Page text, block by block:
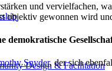
Design & Facilitation
und vervielfachen,
objektiv gewonnen wird
demokratische
Snyder, der sich